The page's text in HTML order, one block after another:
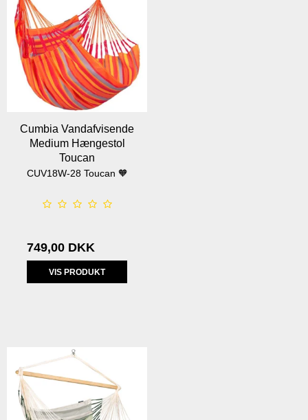
Cumbia Vandafvisende
Medium Hængestol
Toucan
CUV18W-28 Toucan 🧡
749,00 DKK
VIS PRODUKT